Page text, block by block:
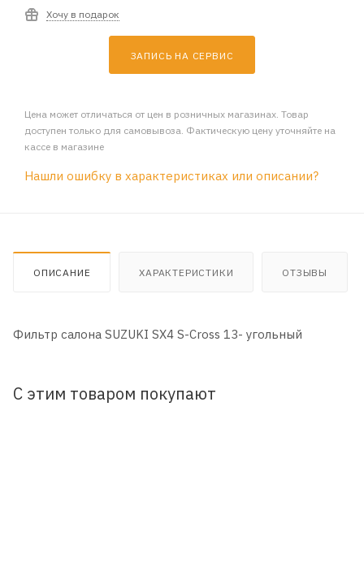
Хочу в подарок
ЗАПИСЬ НА СЕРВИС
Цена может отличаться от цен в розничных магазинах. Товар
доступен только для самовывоза. Фактическую цену уточняйте на
кассе в магазине
Нашли ошибку в характеристиках или описании?
ОПИСАНИЕ ХАРАКТЕРИСТИКИ ОТЗЫВЫ
Фильтр салона SUZUKI SX4 S-Cross 13- угольный
С этим товаром покупают